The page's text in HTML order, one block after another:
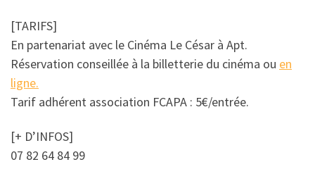
[TARIFS]
En partenariat avec le Cinéma Le César à Apt.
Réservation conseillée à la billetterie du cinéma ou en
ligne.
Tarif adhérent association FCAPA : 5€/entrée.
[+ D’INFOS]
07 82 64 84 99